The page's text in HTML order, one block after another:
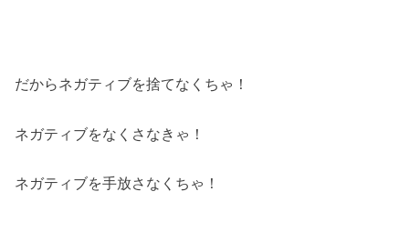
だからネガティブを捨てなくちゃ！
ネガティブをなくさなきゃ！
ネガティブを手放さなくちゃ！